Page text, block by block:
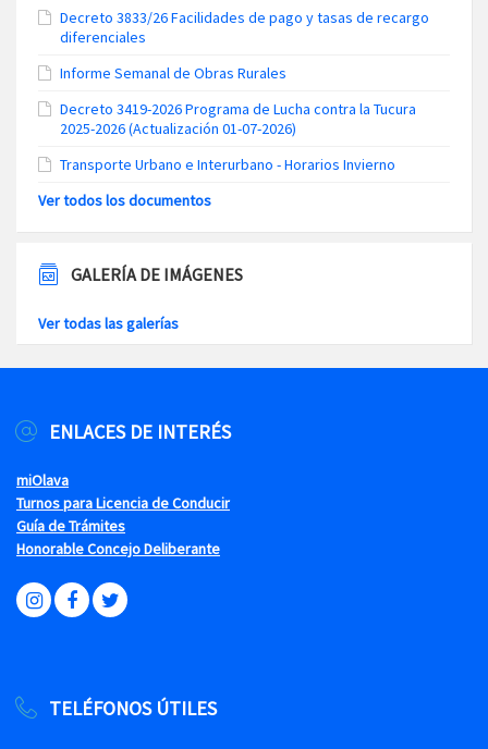
Decreto 3833/26 Facilidades de pago y tasas de recargo
diferenciales
Informe Semanal de Obras Rurales
Decreto 3419-2026 Programa de Lucha contra la Tucura
2025-2026 (Actualización 01-07-2026)
Transporte Urbano e Interurbano - Horarios Invierno
Ver todos los documentos
GALERÍA DE IMÁGENES
Ver todas las galerías
ENLACES DE INTERÉS
miOlava
Turnos para Licencia de Conducir
Guía de Trámites
Honorable Concejo Deliberante
TELÉFONOS ÚTILES